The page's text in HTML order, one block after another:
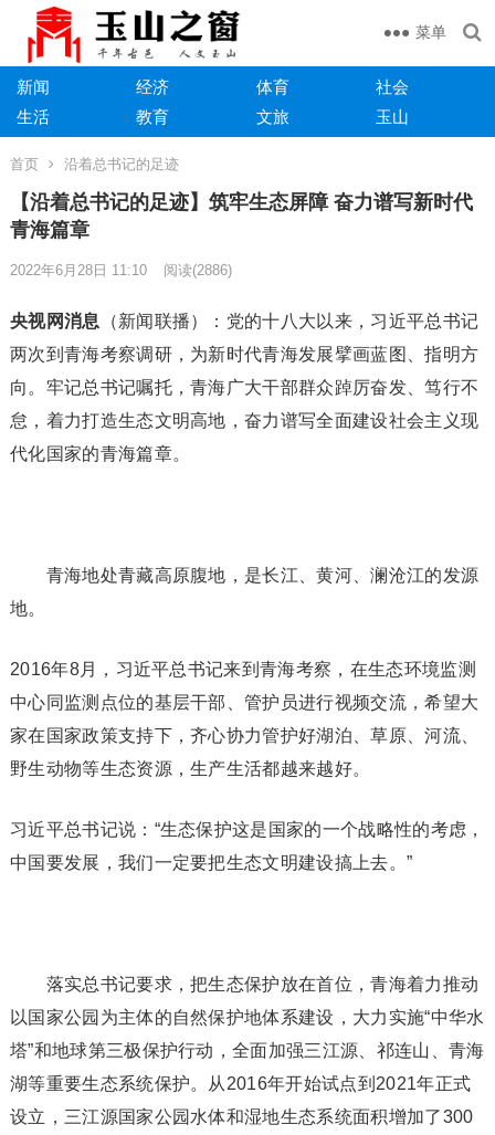
菜单
新闻 经济 体育
社会
生活
教育 文旅 玉山
首页 沿着总书记的足迹
【沿着总书记的足迹】筑牢生态屏障 奋力谱写新时代
青海篇章
2022年6月28日 11:10 阅读(2886)
央视网消息 （新闻联播）：党的十八大以来，习近平总书记
两次到青海考察调研，为新时代青海发展擘画蓝图、指明方
向。牢记总书记嘱托，青海广大干部群众踔厉奋发、笃行不
怠，着力打造生态文明高地，奋力谱写全面建设社会主义现
代化国家的青海篇章。
青海地处青藏高原腹地，是长江、黄河、澜沧江的发源
地。
2016年8月，习近平总书记来到青海考察，在生态环境监测
中心同监测点位的基层干部、管护员进行视频交流，希望大
家在国家政策支持下，齐心协力管护好湖泊、草原、河流、
野生动物等生态资源，生产生活都越来越好。
习近平总书记说：“生态保护这是国家的一个战略性的考虑，
中国要发展，我们一定要把生态文明建设搞上去。”
落实总书记要求，把生态保护放在首位，青海着力推动
以国家公园为主体的自然保护地体系建设，大力实施“中华水
塔”和地球第三极保护行动，全面加强三江源、祁连山、青海
湖等重要生态系统保护。从2016年开始试点到2021年正式
设立，三江源国家公园水体和湿地生态系统面积增加了300